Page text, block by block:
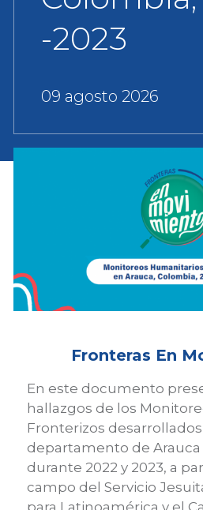
-2023
09 agosto 2026
Fronteras En
En este documento
hallazgos de los
Fronterizos
departamento de Arauca
durante 2022 y 2023, a
campo del Servicio
para Latinoamérica y el